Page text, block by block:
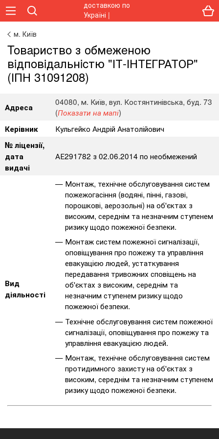
м. Київ
Toвapиcтвo з oбмeжeнoю
вiдпoвiдaльнicтю "ІТ-ІНТЕГРАТОР"
(ІПН 31091208)
Адреса
04080, м. Київ, вул. Костянтинівська, буд. 73
(Показати на мапі)
Керівник
Кульгейко Андрій Анатолійович
№ ліцензії,
дата
видачі
АЕ291782 з 02.06.2014 по необмежений
Вид
діяльності
Монтаж, технічне обслуговування систем
пожежогасіння (водяні, пінні, газові,
порошкові, аерозольні) на об'єктах з
високим, середнім та незначним ступенем
ризику щодо пожежної безпеки.
Монтаж систем пожежної сигналізації,
оповіщування про пожежу та управління
евакуацією людей, устаткування
передавання тривожних сповіщень на
об'єктах з високим, середнім та
незначним ступенем ризику щодо
пожежної безпеки.
Технічне обслуговування систем пожежної
сигналізації, оповіщування про пожежу та
управління евакуацією людей.
Монтаж, технічне обслуговування систем
протидимного захисту на об'єктах з
високим, середнім та незначним ступенем
ризику щодо пожежної безпеки.